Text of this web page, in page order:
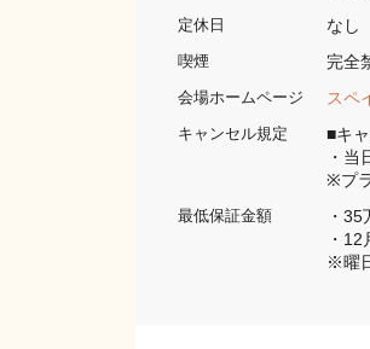
定休日 なし
喫煙 完全
会場ホームページ スペ
キャンセル規定
■キ
・当
※プ
最低保証金額
・35
・
※曜